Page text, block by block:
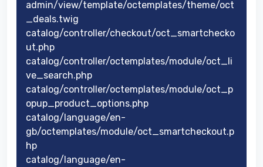
admin/view/template/octemplates/theme/oct
_deals.twig
catalog/controller/checkout/oct_smartchecko
ut.php
catalog/controller/octemplates/module/oct_li
ve_search.php
catalog/controller/octemplates/module/oct_p
opup_product_options.php
catalog/language/en-
gb/octemplates/module/oct_smartcheckout.p
hp
catalog/language/en-